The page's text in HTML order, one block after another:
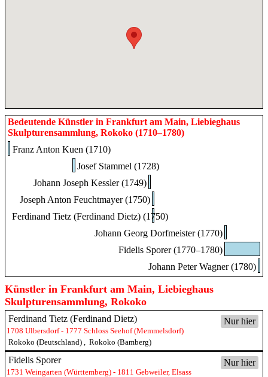
Bedeutende Künstler in Frankfurt am Main, Liebieghaus
Skulpturensammlung, Rokoko (1710–1780)
Franz Anton Kuen (1710)
Josef Stammel (1728)
Johann Joseph Kessler (1749)
Joseph Anton Feuchtmayer (1750)
Ferdinand Tietz (Ferdinand Dietz) (1750)
Johann Georg Dorfmeister (1770)
Fidelis Sporer (1770–1780)
Johann Peter Wagner (1780)
Künstler in Frankfurt am Main, Liebieghaus
Skulpturensammlung, Rokoko
Nur hier
Ferdinand Tietz (Ferdinand Dietz)
1708 Ulbersdorf - 1777 Schloss Seehof (Memmelsdorf)
Rokoko (Deutschland)
Rokoko (Bamberg)
Nur hier
Fidelis Sporer
1731 Weingarten (Württemberg) - 1811 Gebweiler, Elsass